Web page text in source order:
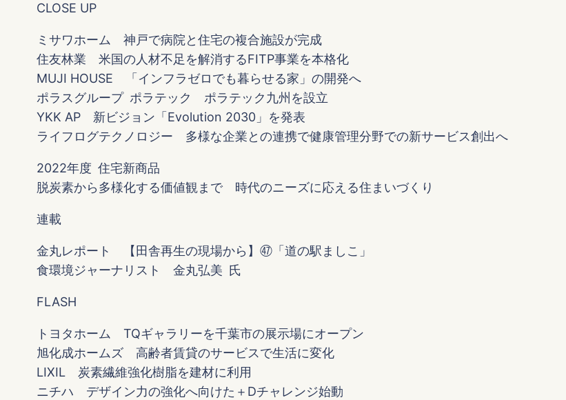
CLOSE UP
ミサワホーム 神戸で病院と住宅の複合施設が完成
住友林業 米国の人材不足を解消するFITP事業を本格化
MUJI HOUSE 「インフラゼロでも暮らせる家」の開発へ
ポラスグループ ポラテック ポラテック九州を設立
YKK AP 新ビジョン「Evolution 2030」を発表
ライフログテクノロジー 多様な企業との連携で健康管理分野での新サービス創出へ
2022年度 住宅新商品
脱炭素から多様化する価値観まで 時代のニーズに応える住まいづくり
連載
金丸レポート 【田舎再生の現場から】㊼「道の駅ましこ」
食環境ジャーナリスト 金丸弘美 氏
FLASH
トヨタホーム TQギャラリーを千葉市の展示場にオープン
旭化成ホームズ 高齢者賃貸のサービスで生活に変化
LIXIL 炭素繊維強化樹脂を建材に利用
ニチハ デザイン力の強化へ向けた＋Dチャレンジ始動